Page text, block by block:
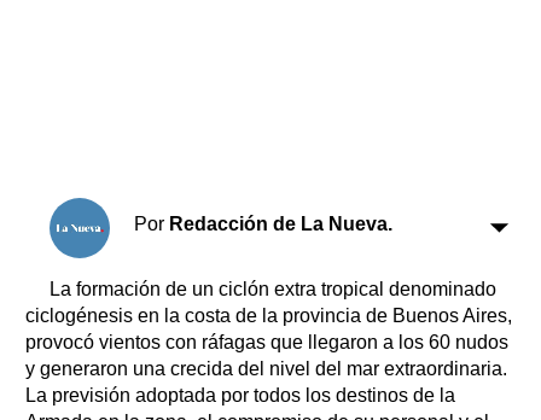
Por Redacción de La Nueva.
La formación de un ciclón extra tropical denominado
ciclogénesis en la costa de la provincia de Buenos Aires,
provocó vientos con ráfagas que llegaron a los 60 nudos
y generaron una crecida del nivel del mar extraordinaria.
La previsión adoptada por todos los destinos de la